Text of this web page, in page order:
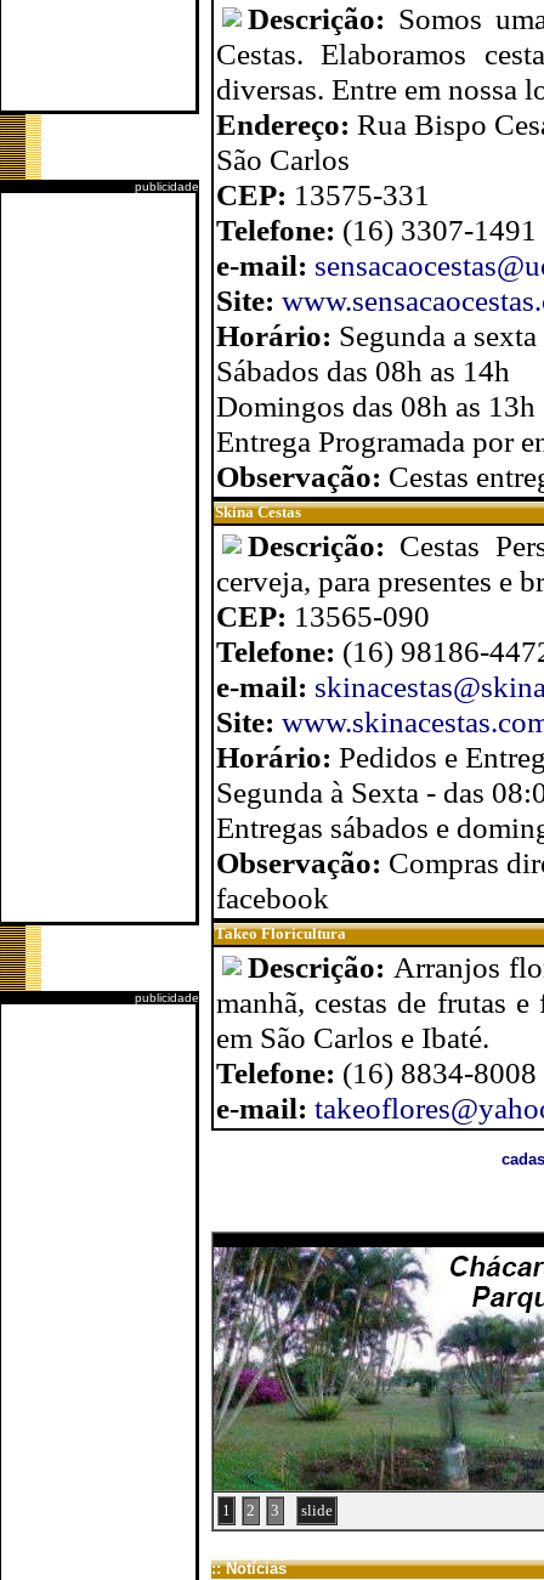
publicidade
publicidade
Descrição: Somos
Cestas. Elaboramos
diversas. Entre em nossa
Endereço: Rua Bispo
São Carlos
CEP: 13575-331
Telefone: (16) 3307-
e-mail:
Site:
Horário: Segunda a
Sábados das 08h as 14h
Domingos das 08h as 13h
Entrega Programada por
Observação: Cestas
Skina Cestas
Descrição: Cestas
cerveja, para presentes e
CEP: 13565-090
Telefone: (16) 98186-
e-mail:
Site:
Horário: Pedidos e
Segunda à Sexta - das
Entregas sábados e
Observação: Compras
facebook
Takeo Floricultura
Descrição: Arranjos
manhã, cestas de frutas e
em São Carlos e Ibaté.
Telefone: (16) 8834-8008
e-mail:
1 2 3 slide
:: Notícias